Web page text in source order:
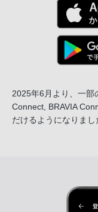
2025年6月より、一部
Connect, BRAVIA
だけるようになりまし